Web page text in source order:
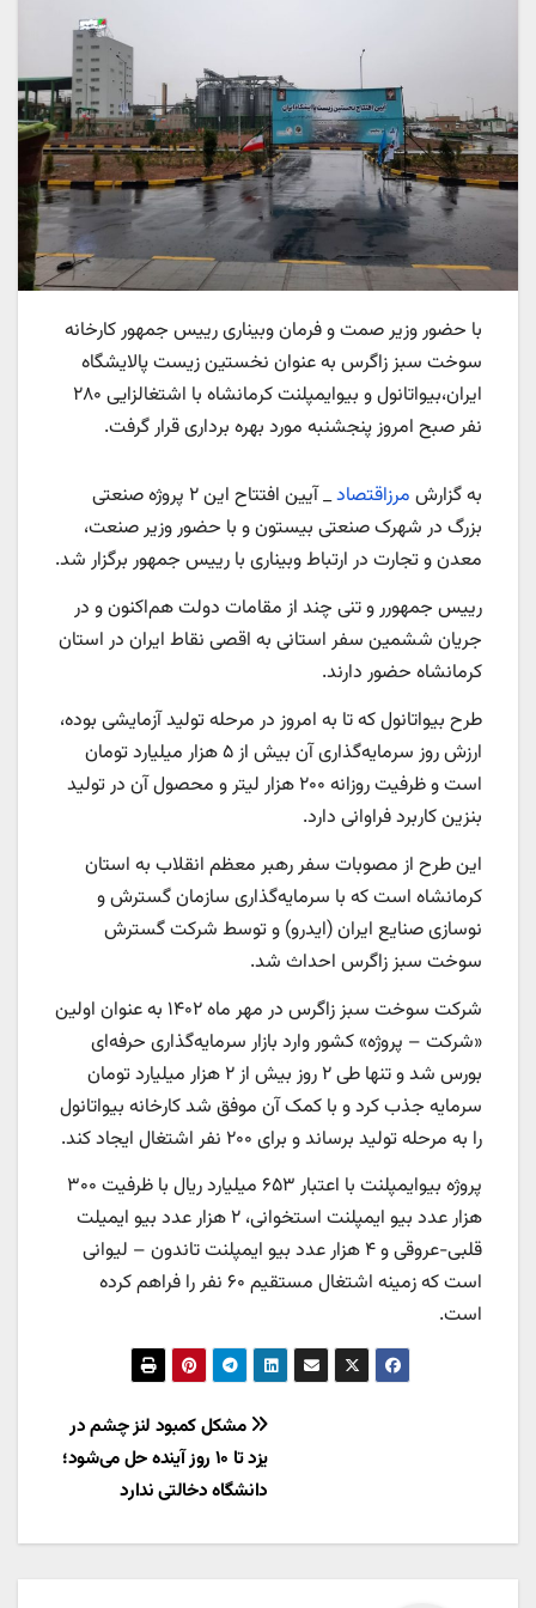
با حضور وزیر صمت و فرمان وبیناری رییس جمهور کارخانه
سوخت سبز زاگرس به عنوان نخستین زیست پالایشگاه
ایران،بیواتانول و بیوایمپلنت کرمانشاه با اشتغالزایی ۲۸۰
نفر صبح امروز پنجشنبه مورد بهره برداری قرار گرفت.
به گزارش مرزاقتصاد
_ آیین افتتاح این ۲ پروژه صنعتی
بزرگ در شهرک صنعتی بیستون و با حضور وزیر صنعت،
معدن و تجارت در ارتباط وبیناری با رییس جمهور برگزار شد.
رییس جمهورر و تنی چند از مقامات دولت هم‌اکنون و در
جریان ششمین سفر استانی به اقصی نقاط ایران در استان
کرمانشاه حضور دارند.
طرح بیواتانول که تا به امروز در مرحله تولید آزمایشی بوده،
ارزش روز سرمایه‌گذاری آن بیش از ۵ هزار میلیارد تومان
است و ظرفیت روزانه ۲۰۰ هزار لیتر و محصول آن در تولید
بنزین کاربرد فراوانی دارد.
این طرح از مصوبات سفر رهبر معظم انقلاب به استان
کرمانشاه است که با سرمایه‌گذاری سازمان گسترش و
نوسازی صنایع ایران (ایدرو) و توسط شرکت گسترش
سوخت سبز زاگرس احداث شد.
شرکت سوخت سبز زاگرس در مهر ماه ۱۴۰۲ به عنوان اولین
«شرکت – پروژه» کشور وارد بازار سرمایه‌گذاری حرفه‌ای
بورس شد و تنها طی ۲ روز بیش از ۲ هزار میلیارد تومان
سرمایه جذب کرد و با کمک آن موفق شد کارخانه بیواتانول
را به مرحله تولید برساند و برای ۲۰۰ نفر اشتغال ایجاد کند.
پروژه بیوایمپلنت با اعتبار ۶۵۳ میلیارد ریال با ظرفیت ۳۰۰
هزار عدد بیو ایمپلنت استخوانی، ۲ هزار عدد بیو ایمیلت
قلبی-عروقی و ۴ هزار عدد بیو ایمپلنت تاندون – لیوانی
است که زمینه اشتغال مستقیم ۶۰ نفر را فراهم کرده
است.
مشکل کمبود لنز چشم در
یزد تا ۱۰ روز آینده حل می‌شود؛
دانشگاه دخالتی ندارد